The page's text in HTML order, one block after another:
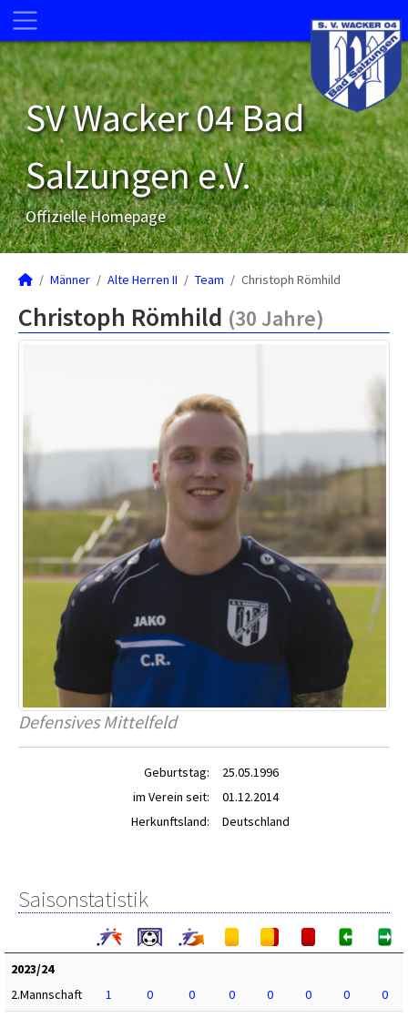
SV Wacker 04 Bad
Salzungen e.V.
Offizielle Homepage
Männer Alte Herren II Team Christoph Römhild
Christoph Römhild (30 Jahre)
Defensives Mittelfeld
Geburtstag:
25.05.1996
im Verein seit:
01.12.2014
Herkunftsland:
Deutschland
Saisonstatistik
2023/24
2.Mannschaft
1 0 0 0 0 0 0
0